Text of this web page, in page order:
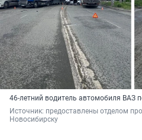
46-летний водитель автомобиля ВАЗ
Источник: предоставлены отделом
Новосибирску